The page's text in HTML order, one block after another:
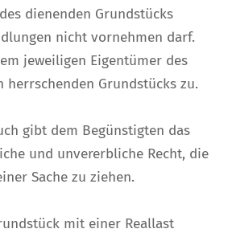
dienenden Grundstücks
nicht vornehmen darf.
jeweiligen Eigentümer des
herrschenden Grundstücks zu.
gibt dem Begünstigten das
und unvererbliche Recht, die
Sache zu ziehen.
mit einer Reallast